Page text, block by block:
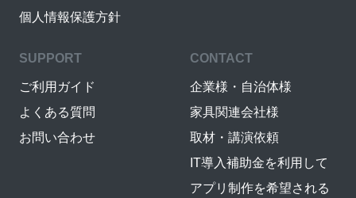
個人情報保護方針
SUPPORT
ご利用ガイド
よくある質問
お問い合わせ
CONTACT
企業様・自治体様
家具関連会社様
取材・講演依頼
IT導入補助金を利用して
アプリ制作を希望される